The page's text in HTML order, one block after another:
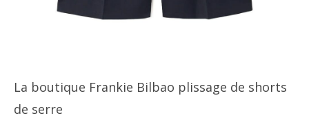
La boutique Frankie Bilbao plissage de shorts
de serre